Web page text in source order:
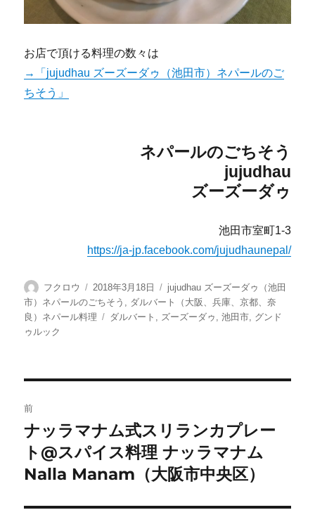
お店で頂ける料理の数々は
→「jujudhau ズーズーダゥ（池田市）ネパールのご
ちそう」
ネパールのごちそう
jujudhau
ズーズーダゥ
池田市室町1-3
https://ja-jp.facebook.com/jujudhaunepal/
投
稿
者
フクロウ
投
稿
日:
2018年3月18日
カ
テ
ゴ
jujudhau ズーズーダゥ（池田
市）ネパールのごちそう
ダルバート（大阪、兵庫、京都、奈
良）ネパール料理
タ
ダルバート ズーズーダゥ ,池田市 グンド
ゥルック
稿
ナ
ビ
ゲ
前
前
の
投
ナッラマナム式スリランカプレー
ト@スパイス料理 ナッラマナム
Nalla Manam（大阪市中央区）